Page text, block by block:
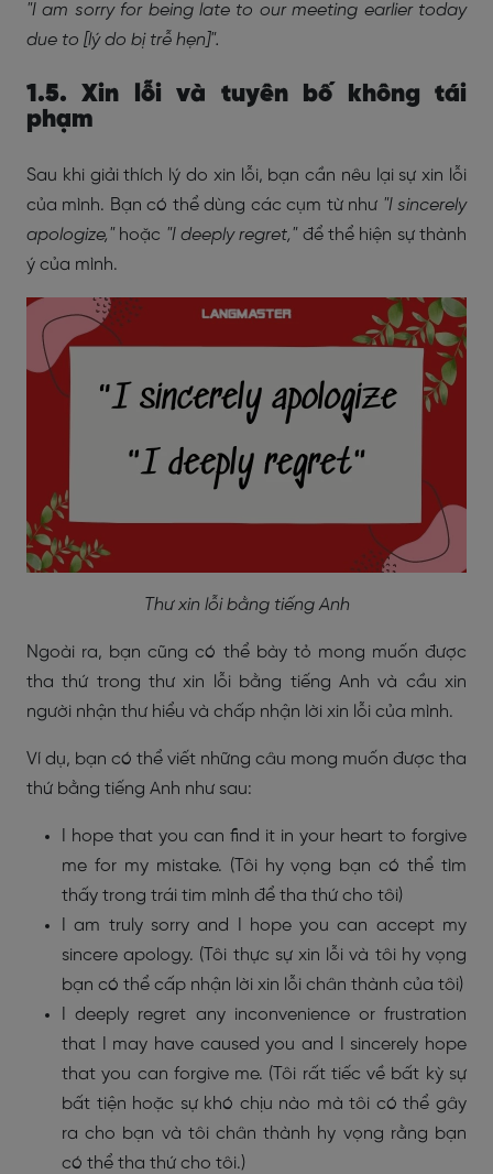
"I am sorry for being late to our meeting earlier today
due to [lý do bị trễ hẹn]".
1.5. Xin lỗi và tuyên bố không tái
phạm
Sau khi giải thích lý do xin lỗi, bạn cần nêu lại sự xin lỗi
của mình. Bạn có thể dùng các cụm từ như "I sincerely
apologize," hoặc "I deeply regret," để thể hiện sự thành
ý của mình.
Thư xin lỗi bằng tiếng Anh
Ngoài ra, bạn cũng có thể bày tỏ mong muốn được
tha thứ trong thư xin lỗi bằng tiếng Anh và cầu xin
người nhận thư hiểu và chấp nhận lời xin lỗi của mình.
Ví dụ, bạn có thể viết những câu mong muốn được tha
thứ bằng tiếng Anh như sau:
I hope that you can find it in your heart to forgive
me for my mistake. (Tôi hy vọng bạn có thể tìm
thấy trong trái tim mình để tha thứ cho tôi)
I am truly sorry and I hope you can accept my
sincere apology. (Tôi thực sự xin lỗi và tôi hy vọng
bạn có thể cấp nhận lời xin lỗi chân thành của tôi)
I deeply regret any inconvenience or frustration
that I may have caused you and I sincerely hope
that you can forgive me. (Tôi rất tiếc về bất kỳ sự
bất tiện hoặc sự khó chịu nào mà tôi có thể gây
ra cho bạn và tôi chân thành hy vọng rằng bạn
có thể tha thứ cho tôi.)